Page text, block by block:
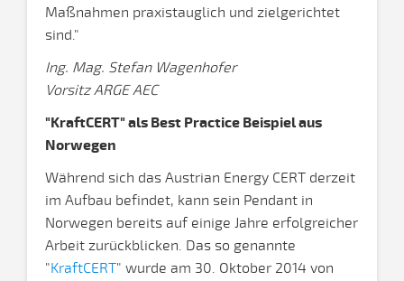
Maßnahmen praxistauglich und zielgerichtet
sind."
Ing. Mag. Stefan Wagenhofer
Vorsitz ARGE AEC
"KraftCERT" als Best Practice Beispiel aus
Norwegen
Während sich das Austrian Energy CERT derzeit
im Aufbau befindet, kann sein Pendant in
Norwegen bereits auf einige Jahre erfolgreicher
Arbeit zurückblicken. Das so genannte
"KraftCERT" wurde am 30. Oktober 2014 von